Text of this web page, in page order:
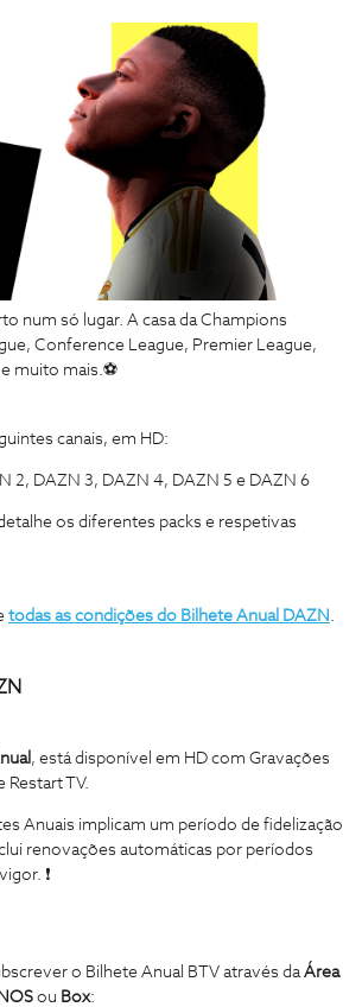
num só lugar. A casa da Champions
Conference League, Premier League,
muito mais.⚽
canais, em HD:
2, DAZN 3, DAZN 4, DAZN 5 e DAZN 6
os diferentes packs e respetivas
todas as condições do Bilhete Anual DAZN .
, está disponível em HD com Gravações
Restart TV.
Anuais implicam um período de fidelização
renovações automáticas por períodos
❗
o Bilhete Anual BTV através daÁrea
ou Box: